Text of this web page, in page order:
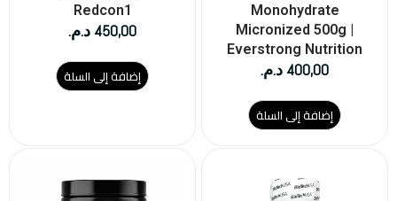
Monohydrate
Micronized 500g |
Everstrong Nutrition
400,00 د.م.
إضافة إلى السلة
Redcon1
450,00 د.م.
إضافة إلى السلة